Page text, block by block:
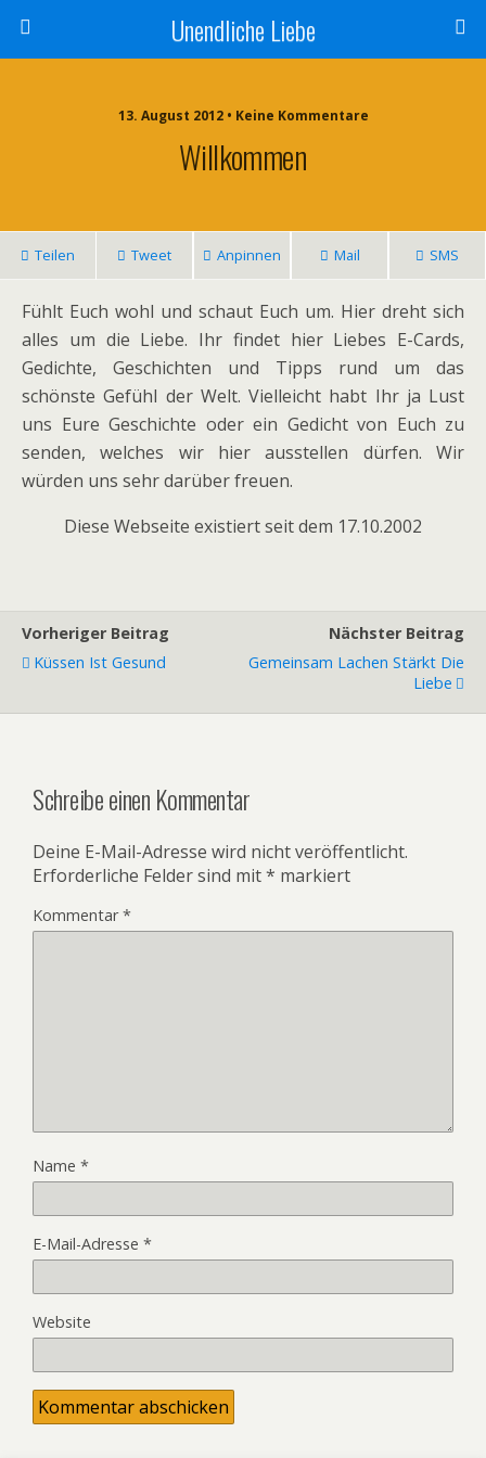
Unendliche Liebe
13. August 2012 • Keine Kommentare
Willkommen
Teilen Tweet Anpinnen Mail SMS
Fühlt Euch wohl und schaut Euch um. Hier dreht sich
alles um die Liebe. Ihr findet hier Liebes E-Cards,
Gedichte, Geschichten und Tipps rund um das
schönste Gefühl der Welt. Vielleicht habt Ihr ja Lust
uns Eure Geschichte oder ein Gedicht von Euch zu
senden, welches wir hier ausstellen dürfen. Wir
würden uns sehr darüber freuen.
Diese Webseite existiert seit dem 17.10.2002
Vorheriger Beitrag
Küssen Ist Gesund
Nächster Beitrag
Gemeinsam Lachen Stärkt Die
Liebe
Schreibe einen Kommentar
Deine E-Mail-Adresse wird nicht veröffentlicht.
Erforderliche Felder sind mit* markiert
Kommentar*
Name *
E-Mail-Adresse *
Website